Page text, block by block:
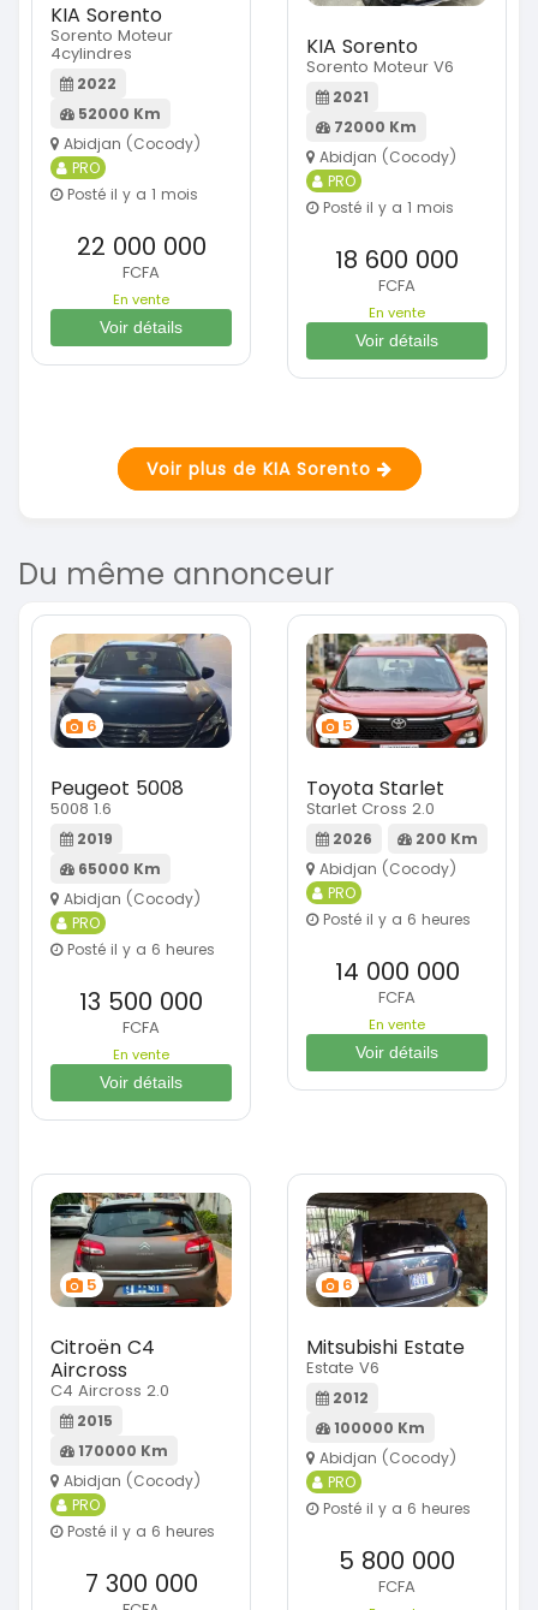
KIA Sorento
Sorento Moteur
4cylindres
2022
52000 Km
Abidjan (Cocody)
PRO
Posté il y a 1 mois
22 000 000
FCFA
En vente
Voir détails
KIA Sorento
Sorento Moteur V6
2021
72000 Km
Abidjan (Cocody)
PRO
Posté il y a 1 mois
18 600 000
FCFA
En vente
Voir détails
Voir plus de KIA Sorento
Du même annonceur
6
Peugeot 5008
5008 1.6
2019
65000 Km
Abidjan (Cocody)
PRO
Posté il y a 6 heures
13 500 000
FCFA
En vente
Voir détails
5
Toyota Starlet
Starlet Cross 2.0
2026
200 Km
Abidjan (Cocody)
PRO
Posté il y a 6 heures
14 000 000
FCFA
En vente
Voir détails
5
Citroën C4
Aircross
C4 Aircross 2.0
2015
170000 Km
Abidjan (Cocody)
PRO
Posté il y a 6 heures
7 300 000
6
Mitsubishi Estate
Estate V6
2012
100000 Km
Abidjan (Cocody)
PRO
Posté il y a 6 heures
5 800 000
FCFA